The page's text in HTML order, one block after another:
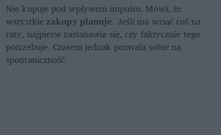
Nie kupuje pod wpływem impulsu. Mówi, że
wszystkie zakupy planuje. Jeśli ma wziąć coś na
raty, najpierw zastanawia się, czy faktycznie tego
potrzebuje. Czasem jednak pozwala sobie na
spontaniczność.